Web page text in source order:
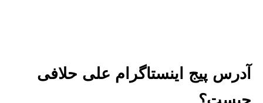
آدرس پیج اینستاگرام علی حلافی